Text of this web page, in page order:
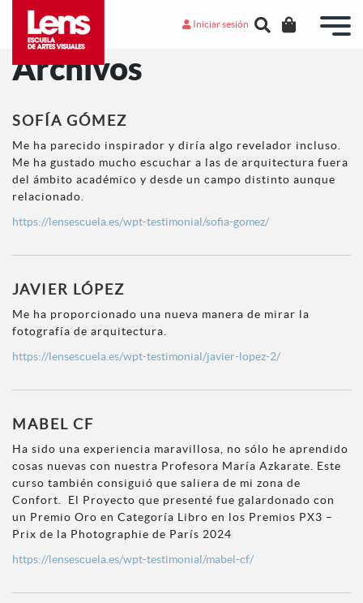
Iniciar sesión
Archivos
SOFÍA GÓMEZ
Me ha parecido inspirador y diría algo revelador incluso.
Me ha gustado mucho escuchar a las de arquitectura fuera
del ámbito académico y desde un campo distinto aunque
relacionado.
https://lensescuela.es/wpt-testimonial/sofia-gomez/
JAVIER LÓPEZ
Me ha proporcionado una nueva manera de mirar la
fotografía de arquitectura.
https://lensescuela.es/wpt-testimonial/javier-lopez-2/
MABEL CF
Ha sido una experiencia maravillosa, no sólo he aprendido
cosas nuevas con nuestra Profesora María Azkarate. Este
curso también consiguió que saliera de mi zona de
Confort. El Proyecto que presenté fue galardonado con
un Premio Oro en Categoría Libro en los Premios PX3 –
Prix de la Photographie de París 2024
https://lensescuela.es/wpt-testimonial/mabel-cf/